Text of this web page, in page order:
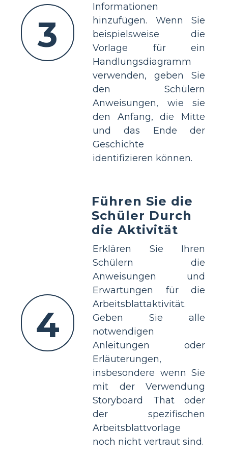
3
Informationen
hinzufügen. Wenn Sie
beispielsweise die
Vorlage für ein
Handlungsdiagramm
verwenden, geben Sie
den Schülern
Anweisungen, wie sie
den Anfang, die Mitte
und das Ende der
Geschichte
identifizieren können.
4
Führen Sie die
Schüler Durch
die Aktivität
Erklären Sie Ihren
Schülern die
Anweisungen und
Erwartungen für die
Arbeitsblattaktivität.
Geben Sie alle
notwendigen
Anleitungen oder
Erläuterungen,
insbesondere wenn Sie
mit der Verwendung
Storyboard That oder
der spezifischen
Arbeitsblattvorlage
noch nicht vertraut sind.